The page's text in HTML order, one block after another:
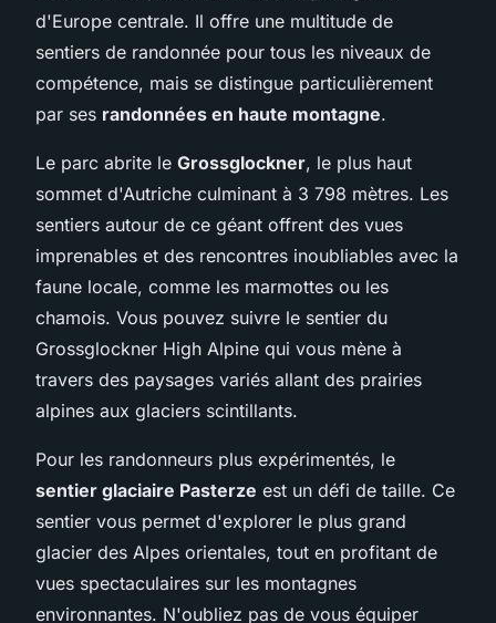
d'Europe centrale. Il offre une multitude de
sentiers de randonnée pour tous les niveaux de
compétence, mais se distingue particulièrement
par ses randonnées en haute montagne.
Le parc abrite le Grossglockner, le plus haut
sommet d'Autriche culminant à 3 798 mètres. Les
sentiers autour de ce géant offrent des vues
imprenables et des rencontres inoubliables avec la
faune locale, comme les marmottes ou les
chamois. Vous pouvez suivre le sentier du
Grossglockner High Alpine qui vous mène à
travers des paysages variés allant des prairies
alpines aux glaciers scintillants.
Pour les randonneurs plus expérimentés, le
sentier glaciaire Pasterze est un défi de taille. Ce
sentier vous permet d'explorer le plus grand
glacier des Alpes orientales, tout en profitant de
vues spectaculaires sur les montagnes
environnantes. N'oubliez pas de vous équiper